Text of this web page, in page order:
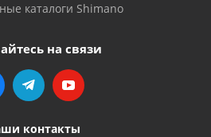
каталоги Shimano
на связи
контакты